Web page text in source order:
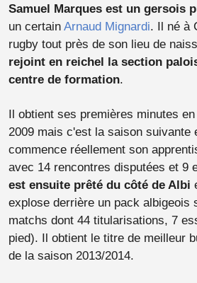
Samuel Marques est un gersois
un certain Arnaud Mignardi. Il né à
rugby tout près de son lieu de
rejoint en reichel la section
centre de formation.
Il obtient ses premières minutes
2009 mais c'est la saison suivante
commence réellement son
avec 14 rencontres disputées et 9
est ensuite prêté du côté de Albi
explose derrière un pack albigeois
matchs dont 44 titularisations, 7
pied). Il obtient le titre de meilleur
de la saison 2013/2014.